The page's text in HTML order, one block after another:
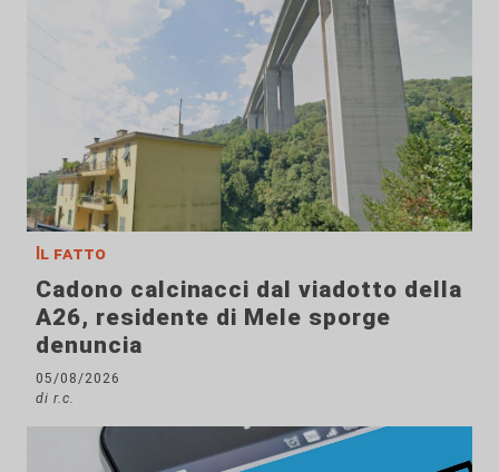
Il fatto
Cadono calcinacci dal viadotto della
A26, residente di Mele sporge
denuncia
05/08/2026
di r.c.